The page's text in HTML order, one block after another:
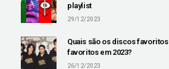
playlist
29/12/2023
Quais são os discos
favoritos em 2023?
26/12/2023